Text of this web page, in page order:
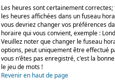
Les heures sont certainement
les heures affichées dans un fuseau
vous devriez changer vos préférences
horaire qui vous convient, exemple :
Veuillez noter que changer le fuseau
options, peut uniquement être effectué
vous n'êtes pas enregistré, c'est la
le jeu de mots !
Revenir en haut de page